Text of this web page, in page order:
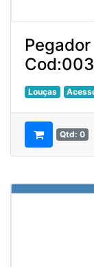
Louças
Qtd: 0